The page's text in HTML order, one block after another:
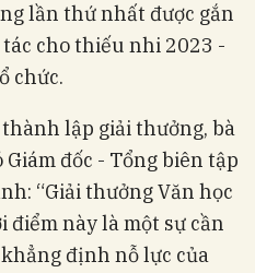
lần thứ nhất được gắn
cho thiếu nhi 2023 -
chức.
lập giải thưởng, bà
đốc - Tổng biên tập
“Giải thưởng Văn học
điểm này là một sự cần
định nỗ lực của